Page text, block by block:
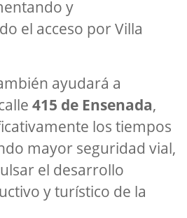
y
el acceso por Villa
ayudará a
415 de Ensenada,
los tiempos
mayor seguridad vial,
el desarrollo
y turístico de la